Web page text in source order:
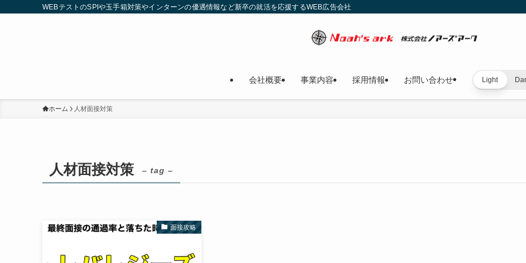
WEBテストのSPIや玉手箱対策やインターンの優遇情報など新卒の就活を応援するWEB広告会社
会社概要 事業内容 採用情報 お問い合わせ Light
ホーム 人材面接対策
人材面接対策 – tag –
面接攻略